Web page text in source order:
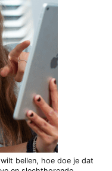
bellen, hoe doe je dat